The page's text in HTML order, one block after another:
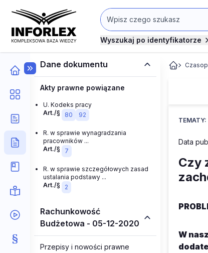
Wyszukaj po identyfikatorze
Dane dokumentu
Akty prawne powiązane
U. Kodeks pracy
Art./§
80 92
R. w sprawie wynagradzania
pracowników ...
Art./§
7
R. w sprawie szczegółowych zasad
ustalania podstawy ...
Art./§
2
Rachunkowość
Budżetowa - 05-12-2020
Przepisy i nowości prawne
TEMATY:
Data
Czy
W